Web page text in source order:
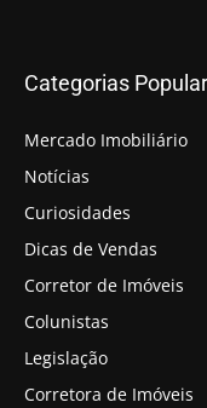
Categorias
Mercado Imobiliário
Notícias
Curiosidades
Dicas de Vendas
Corretor de Imóveis
Colunistas
Legislação
Corretora de Imóveis